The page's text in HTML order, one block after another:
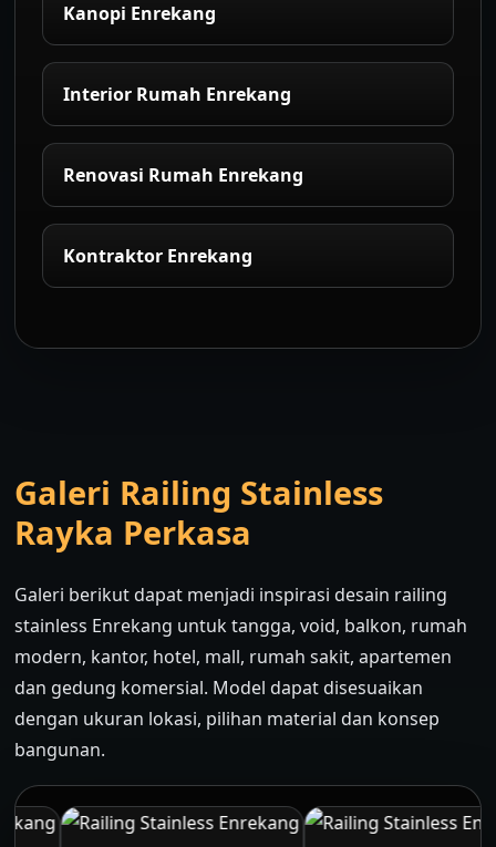
Kanopi Enrekang
Interior Rumah Enrekang
Renovasi Rumah Enrekang
Kontraktor Enrekang
Galeri Railing Stainless
Rayka Perkasa
Galeri berikut dapat menjadi inspirasi desain railing
stainless Enrekang untuk tangga, void, balkon, rumah
modern, kantor, hotel, mall, rumah sakit, apartemen
dan gedung komersial. Model dapat disesuaikan
dengan ukuran lokasi, pilihan material dan konsep
bangunan.